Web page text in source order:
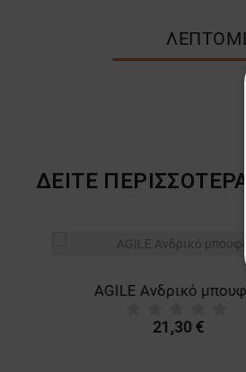
ΔΕΙΤΕ
AGILE Ανδρικό
21,30 €